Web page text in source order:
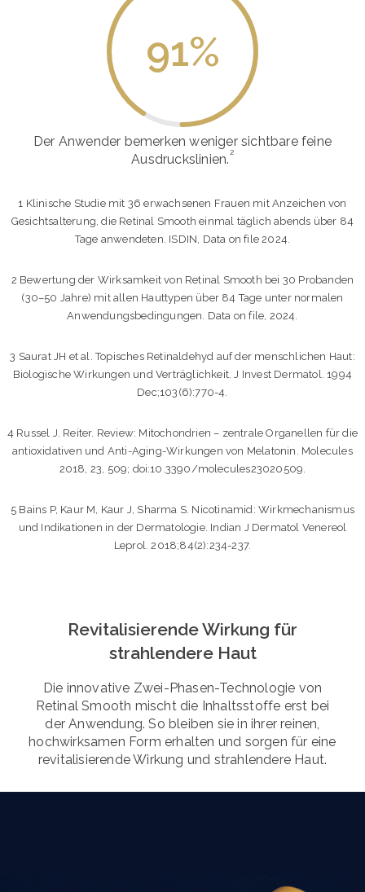
91%
Der Anwender bemerken weniger sichtbare feine
Ausdruckslinien.²
1 Klinische Studie mit 36 erwachsenen Frauen mit Anzeichen von
Gesichtsalterung, die Retinal Smooth einmal täglich abends über 84
Tage anwendeten. ISDIN, Data on file 2024.
2 Bewertung der Wirksamkeit von Retinal Smooth bei 30 Probanden
(30–50 Jahre) mit allen Hauttypen über 84 Tage unter normalen
Anwendungsbedingungen. Data on file, 2024.
3 Saurat JH et al. Topisches Retinaldehyd auf der menschlichen Haut:
Biologische Wirkungen und Verträglichkeit. J Invest Dermatol. 1994
Dec;103(6):770-4.
4 Russel J. Reiter. Review: Mitochondrien – zentrale Organellen für die
antioxidativen und Anti-Aging-Wirkungen von Melatonin. Molecules
2018, 23, 509; doi:10.3390/molecules23020509.
5 Bains P, Kaur M, Kaur J, Sharma S. Nicotinamid: Wirkmechanismus
und Indikationen in der Dermatologie. Indian J Dermatol Venereol
Leprol. 2018;84(2):234-237.
Revitalisierende Wirkung für
strahlendere Haut
Die innovative Zwei-Phasen-Technologie von
Retinal Smooth mischt die Inhaltsstoffe erst bei
der Anwendung. So bleiben sie in ihrer reinen,
hochwirksamen Form erhalten und sorgen für eine
revitalisierende Wirkung und strahlendere Haut.